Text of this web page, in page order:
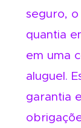
seguro,
quantia
em uma
aluguel.
garantia